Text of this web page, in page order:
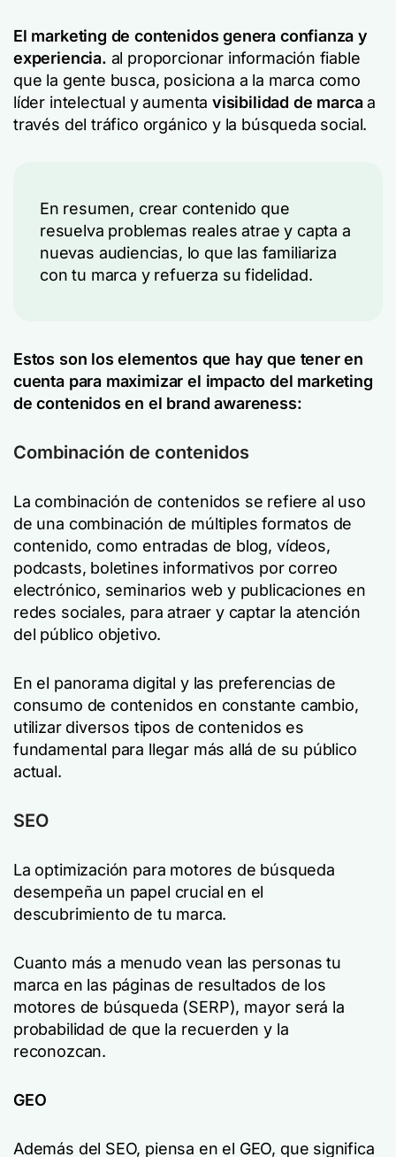
El marketing de contenidos genera confianza y
experiencia. al proporcionar información fiable
que la gente busca, posiciona a la marca como
líder intelectual y aumenta visibilidad de marcaa
través del tráfico orgánico y la búsqueda social.
En resumen, crear contenido que
resuelva problemas reales atrae y capta a
nuevas audiencias, lo que las familiariza
con tu marca y refuerza su fidelidad.
Estos son los elementos que hay que tener en
cuenta para maximizar el impacto del marketing
de contenidos en el brand awareness:
Combinación de contenidos
La combinación de contenidos se refiere al uso
de una combinación de múltiples formatos de
contenido, como entradas de blog, vídeos,
podcasts, boletines informativos por correo
electrónico, seminarios web y publicaciones en
redes sociales, para atraer y captar la atención
del público objetivo.
En el panorama digital y las preferencias de
consumo de contenidos en constante cambio,
utilizar diversos tipos de contenidos es
fundamental para llegar más allá de su público
actual.
SEO
La optimización para motores de búsqueda
desempeña un papel crucial en el
descubrimiento de tu marca.
Cuanto más a menudo vean las personas tu
marca en las páginas de resultados de los
motores de búsqueda (SERP), mayor será la
probabilidad de que la recuerden y la
reconozcan.
GEO
Además del SEO, piensa en el GEO, que significa